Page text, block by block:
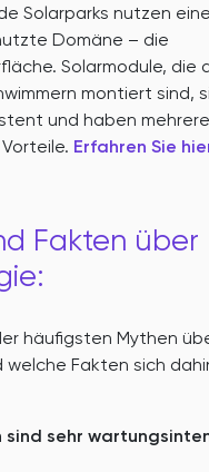
Solarparks nutzen
Domäne – die
Solarmodule, die
montiert sind,
und haben mehrere
Erfahren Sie
Fakten über
häufigsten Mythen
welche Fakten sich
sind sehr